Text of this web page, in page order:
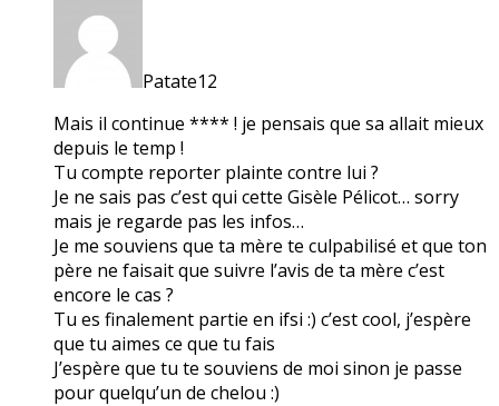
Patate12
Mais il continue **** ! je pensais que sa allait mieux
depuis le temp !
Tu compte reporter plainte contre lui ?
Je ne sais pas c’est qui cette Gisèle Pélicot… sorry
mais je regarde pas les infos…
Je me souviens que ta mère te culpabilisé et que ton
père ne faisait que suivre l’avis de ta mère c’est
encore le cas ?
Tu es finalement partie en ifsi :) c’est cool, j’espère
que tu aimes ce que tu fais
J’espère que tu te souviens de moi sinon je passe
pour quelqu’un de chelou :)